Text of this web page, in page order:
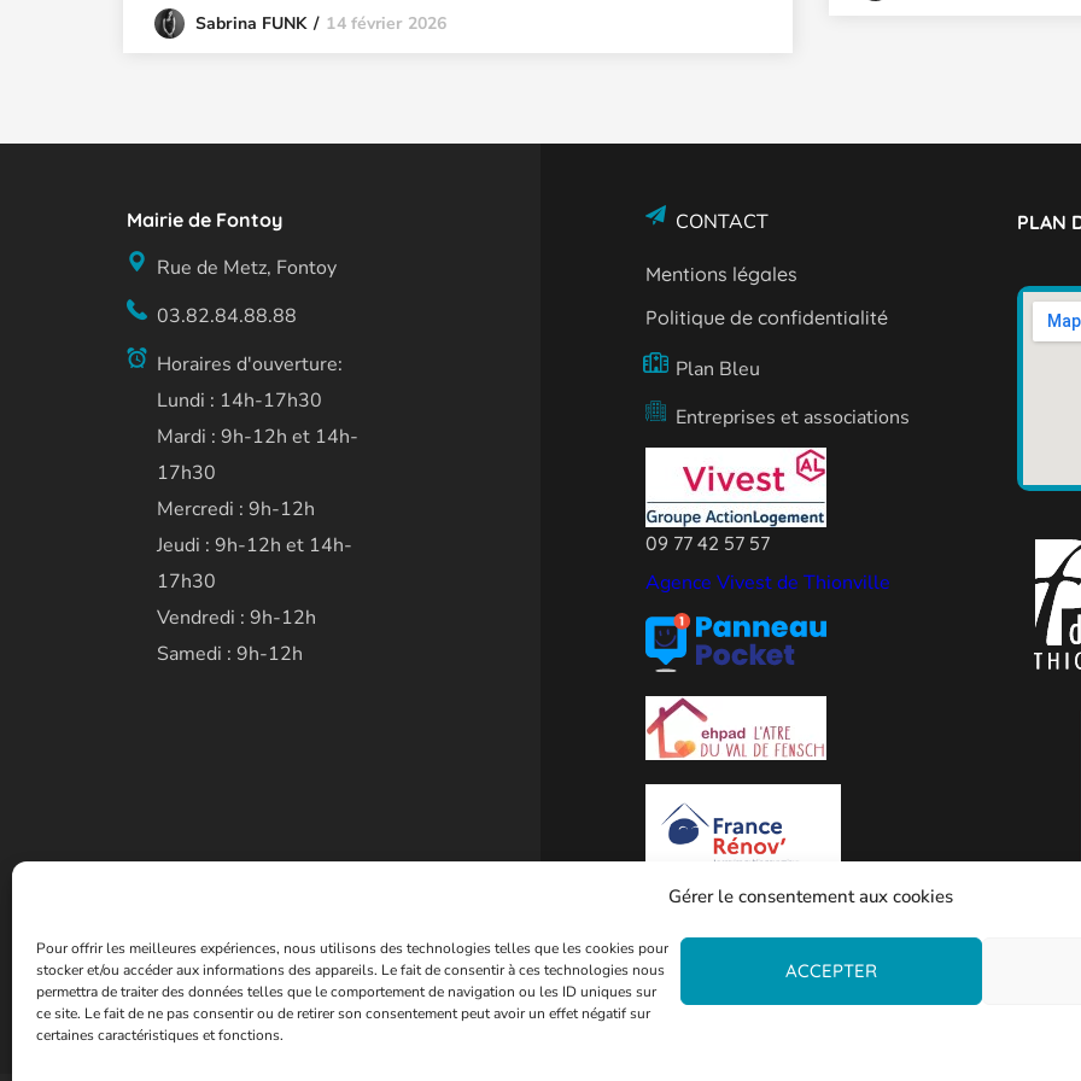
Gérer le consentement aux cookies
Pour offrir les meilleures expériences, nous utilisons des technologies telles que les cookies pour
stocker et/ou accéder aux informations des appareils. Le fait de consentir à ces technologies nous
permettra de traiter des données telles que le comportement de navigation ou les ID uniques sur
ce site. Le fait de ne pas consentir ou de retirer son consentement peut avoir un effet négatif sur
certaines caractéristiques et fonctions.
ACCEPTER
Sabrina FUNK 14 février 2026
Mairie de Fontoy
Rue de Metz, Fontoy
03.82.84.88.88
Horaires d'ouverture:
Lundi : 14h-17h30
Mardi : 9h-12h et 14h-
17h30
Mercredi : 9h-12h
Jeudi : 9h-12h et 14h-
17h30
Vendredi : 9h-12h
Samedi : 9h-12h
CONTACT
Mentions légales
Politique de confidentialité
Plan Bleu
Entreprises et associations
09 77 42 57 57
Agence Vivest de Thionville
PLAN